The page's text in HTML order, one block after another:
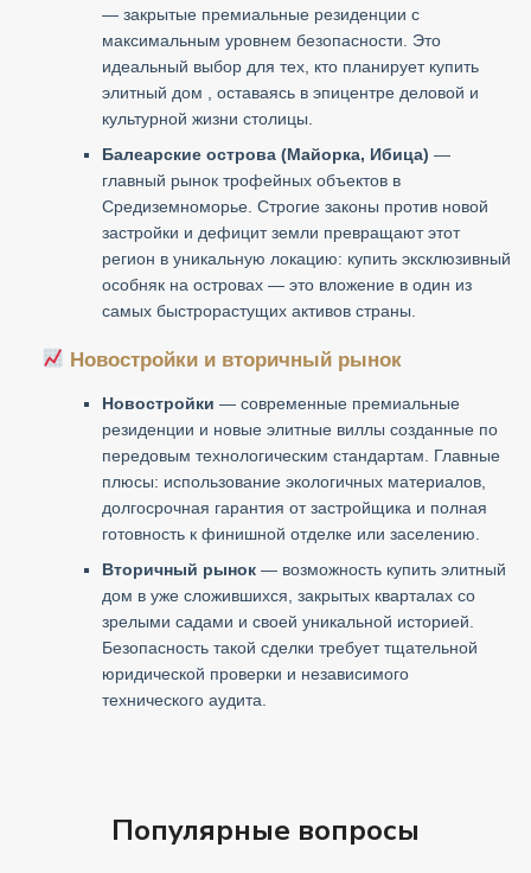
— закрытые премиальные резиденции с
максимальным уровнем безопасности. Это
идеальный выбор для тех, кто планирует купить
элитный дом , оставаясь в эпицентре деловой и
культурной жизни столицы.
Балеарские острова (Майорка, Ибица) —
главный рынок трофейных объектов в
Средиземноморье. Строгие законы против новой
застройки и дефицит земли превращают этот
регион в уникальную локацию: купить эксклюзивный
особняк на островах — это вложение в один из
самых быстрорастущих активов страны.
Новостройки и вторичный рынок
Новостройки — современные премиальные
резиденции и новые элитные виллы созданные по
передовым технологическим стандартам. Главные
плюсы: использование экологичных материалов,
долгосрочная гарантия от застройщика и полная
готовность к финишной отделке или заселению.
Вторичный рынок — возможность купить элитный
дом в уже сложившихся, закрытых кварталах со
зрелыми садами и своей уникальной историей.
Безопасность такой сделки требует тщательной
юридической проверки и независимого
технического аудита.
Популярные вопросы